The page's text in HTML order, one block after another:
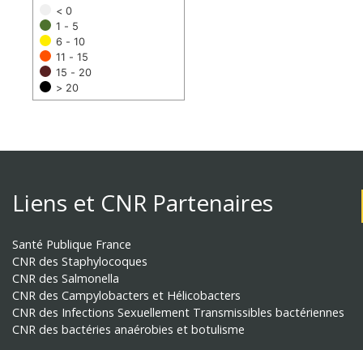
< 0
1 - 5
6 - 10
11 - 15
15 - 20
> 20
Liens et CNR Partenaires
Santé Publique France
CNR des Staphylocoques
CNR des Salmonella
CNR des Campylobacters et Hélicobacters
CNR des Infections Sexuellement Transmissibles bactériennes
CNR des bactéries anaérobies et botulisme